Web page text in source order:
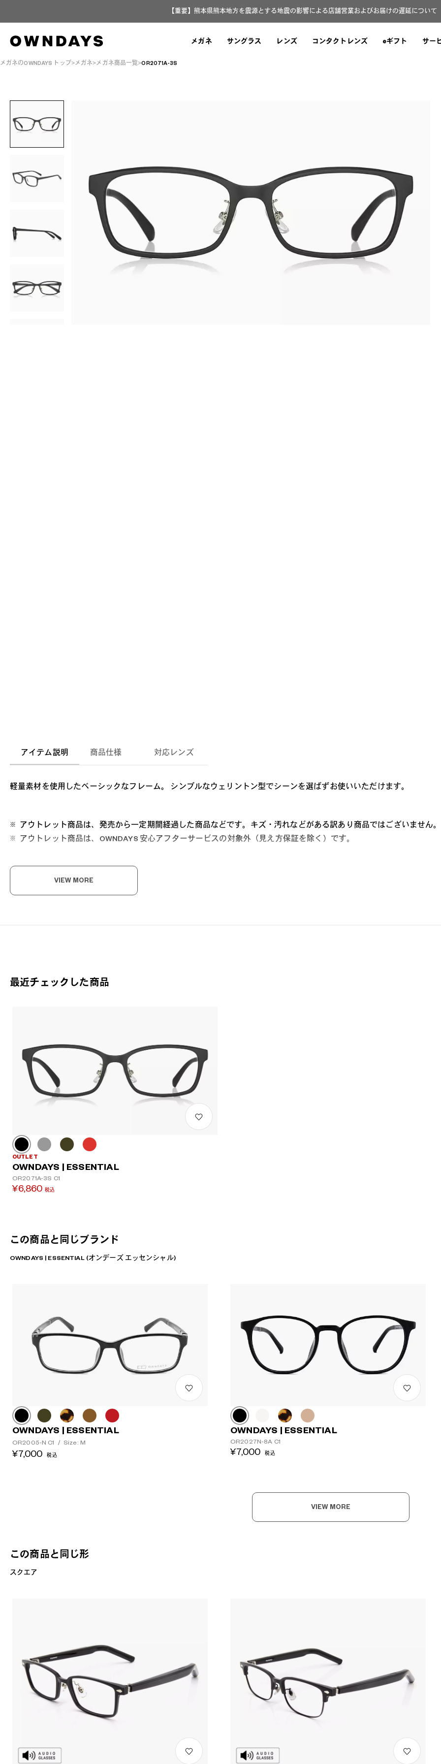
【重要】熊本県熊本地方を震源とする地震の影響による店舗営業およびお届けの遅延について
メガネ サングラス レンズ コンタクトレンズ eギフト サー
メガネのOWNDAYS トップ メガネ メガネ商品一覧 OR2071A-3S
アイテム説明 商品仕様 対応レンズ
軽量素材を使用したベーシックなフレーム。 シンプルなウェリントン型でシーンを選ばずお使いいただけます。
アウトレット商品は、発売から一定期間経過した商品などです。キズ・汚れなどがある訳あり商品ではございません。
アウトレット商品は、OWNDAYS 安心アフターサービスの対象外（見え方保証を除く）です。
VIEW MORE
最近チェックした商品
OUTLET
OWNDAYS | ESSENTIAL
OR2071A-3S C1
¥6,860 税込
この商品と同じブランド
OWNDAYS | ESSENTIAL (オンデーズ エッセンシャル)
OWNDAYS | ESSENTIAL
OR2005-N C1 / Size: M
¥7,000 税込
OWNDAYS | ESSENTIAL
OR2027N-8A C1
¥7,000 税込
VIEW MORE
この商品と同じ形
スクエア